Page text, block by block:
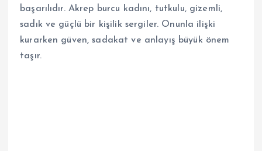
başarılıdır. Akrep burcu kadını, tutkulu, gizemli,
sadık ve güçlü bir kişilik sergiler. Onunla ilişki
kurarken güven, sadakat ve anlayış büyük önem
taşır.